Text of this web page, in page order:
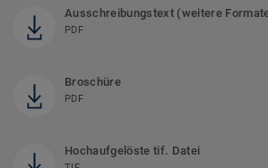
Ausschreibungstext (weitere
PDF
Broschüre
PDF
Hochaufgelöste tif. Datei